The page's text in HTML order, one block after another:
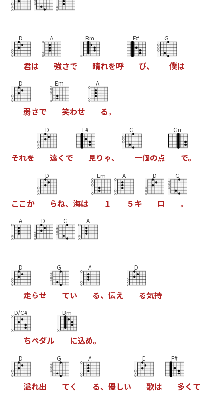
D
君は
A
強さで
Bm
晴れを呼
F#
び、
G
僕は
D
弱さで
Em
笑わせ
A
る。
それを
D
遠く で
F#
見り ゃ、
G
一個の点
Gm
で。
こ こか
D
らね、 海は
Em
１
A
５キ
D
ロ
G
。
A D G A
D
走らせ
G
てい
A
る、 伝え
D
る気持
D/C#
ちペダル
Bm
に込め。
D
溢れ出
G
てく
A
る、 優しい
D
歌は
F#
多く て